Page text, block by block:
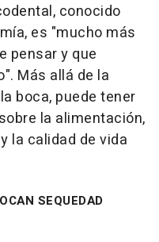
conocido
es "mucho más
pensar y que
Más allá de la
boca, puede tener
la alimentación,
la calidad de vida
SEQUEDAD